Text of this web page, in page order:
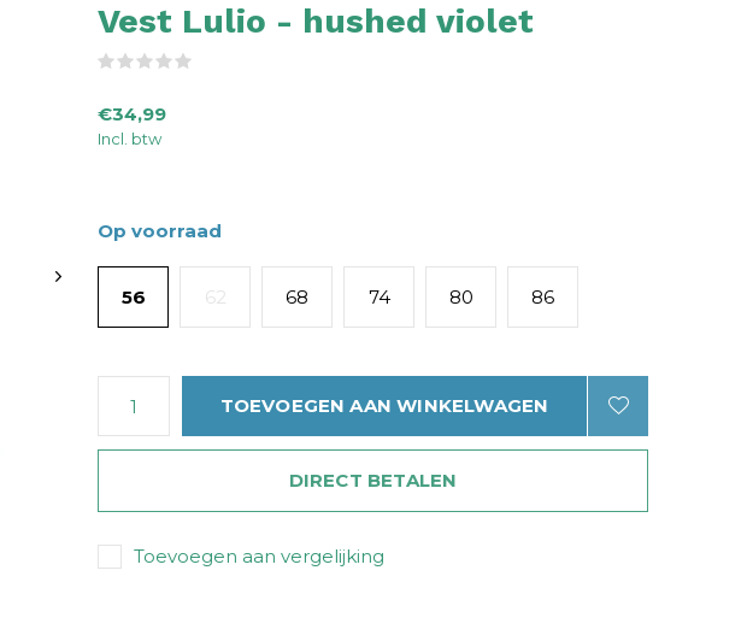
Vest Lulio - hushed violet
€34,99
Incl. btw
Op voorraad
56 62 68 74 80 86
TOEVOEGEN AAN WINKELWAGEN
DIRECT BETALEN
Toevoegen aan vergelijking